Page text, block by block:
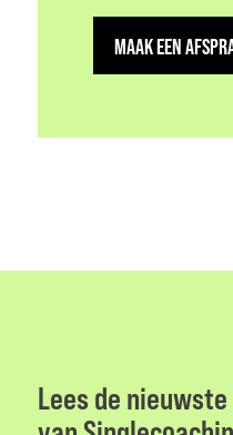
MAAK EEN
Lees de